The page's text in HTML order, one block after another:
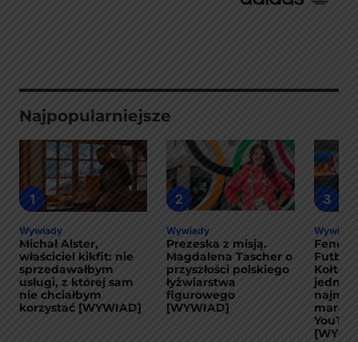
Najpopularniejsze
1
Wywiady
Michał Alster,
właściciel kikfit: nie
sprzedawałbym
usługi, z której sam
nie chciałbym
korzystać [WYWIAD]
2
Wywiady
Prezeska z misją.
Magdalena Tascher o
przyszłości polskiego
łyżwiarstwa
figurowego
[WYWIAD]
3
Wywiady
Kołtoń
jedną z
marek